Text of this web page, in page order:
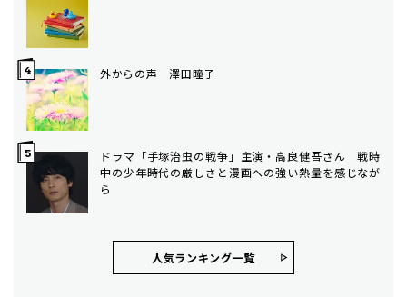
外からの声 澤田瞳子
ドラマ「手塚治虫の戦争」主演・高良健吾さん 戦時
中の少年時代の厳しさと漫画への強い熱量を感じなが
ら
人気ランキング⼀覧